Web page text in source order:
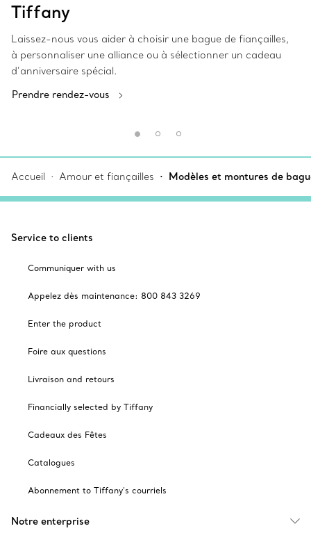
Tiffany
Laissez-nous vous aider à choisir une bague de fiançailles,
à personnaliser une alliance ou à sélectionner un cadeau
d’anniversaire spécial.
Prendre rendez-vous
Accueil Amour et fiançailles Modèles et montures de
Service to clients
Communiquer with us
Appelez dès maintenance: 800 843 3269
Enter the product
Foire aux questions
Livraison and retours
Financially selected by Tiffany
Cadeaux des Fêtes
Catalogues
Abonnement to Tiffany's courriels
Notre enterprise